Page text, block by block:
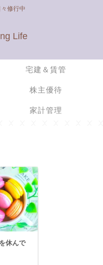
修行中
Life
宅建＆賃管
株主優待
家計管理
休んで